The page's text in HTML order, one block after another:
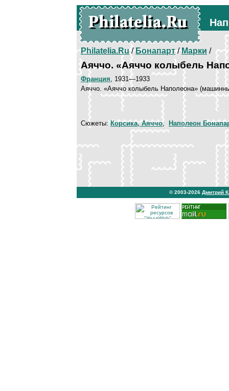
Philatelia.Ru/Бонапарт/Марки /
Аяччо. «Аяччо колыбель
Франция, 1931—1933
Аяччо. «Аяччо колыбель Наполеона»
Сюжеты:Корсика, Аяччо, Наполеон
© 2003-2026 Дмитрий